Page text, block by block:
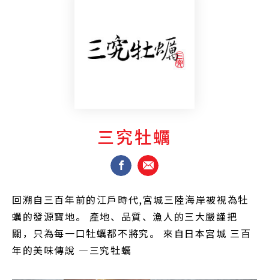
三究牡蠣
回溯自三百年前的江戶時代,宮城三陸海岸被視為牡
蠣的發源寶地。 產地、品質、漁人的三大嚴謹把
關，只為每一口牡蠣都不將究。 來自日本宮城 三百
年的美味傳說 —三究牡蠣